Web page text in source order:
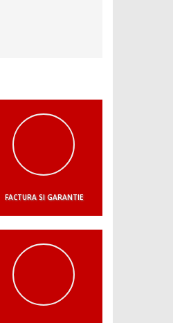
FACTURA SI GARANTIE